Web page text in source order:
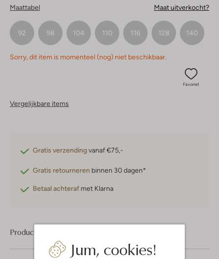
Jum, cookies!
Maattabel Maat uitverkocht?
92 98 104 110 116 128 140
Sorry, dit item is momenteel (nog) niet beschikbaar.
Favoriet
Vergelijkbare items
Gratis verzendingvanaf €75,-
Gratis retourneren binnen 30 dagen*
Betaal achteraf met Klarna
Product informatie